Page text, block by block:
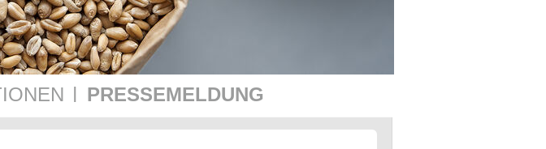
PRESSEMELDUNG